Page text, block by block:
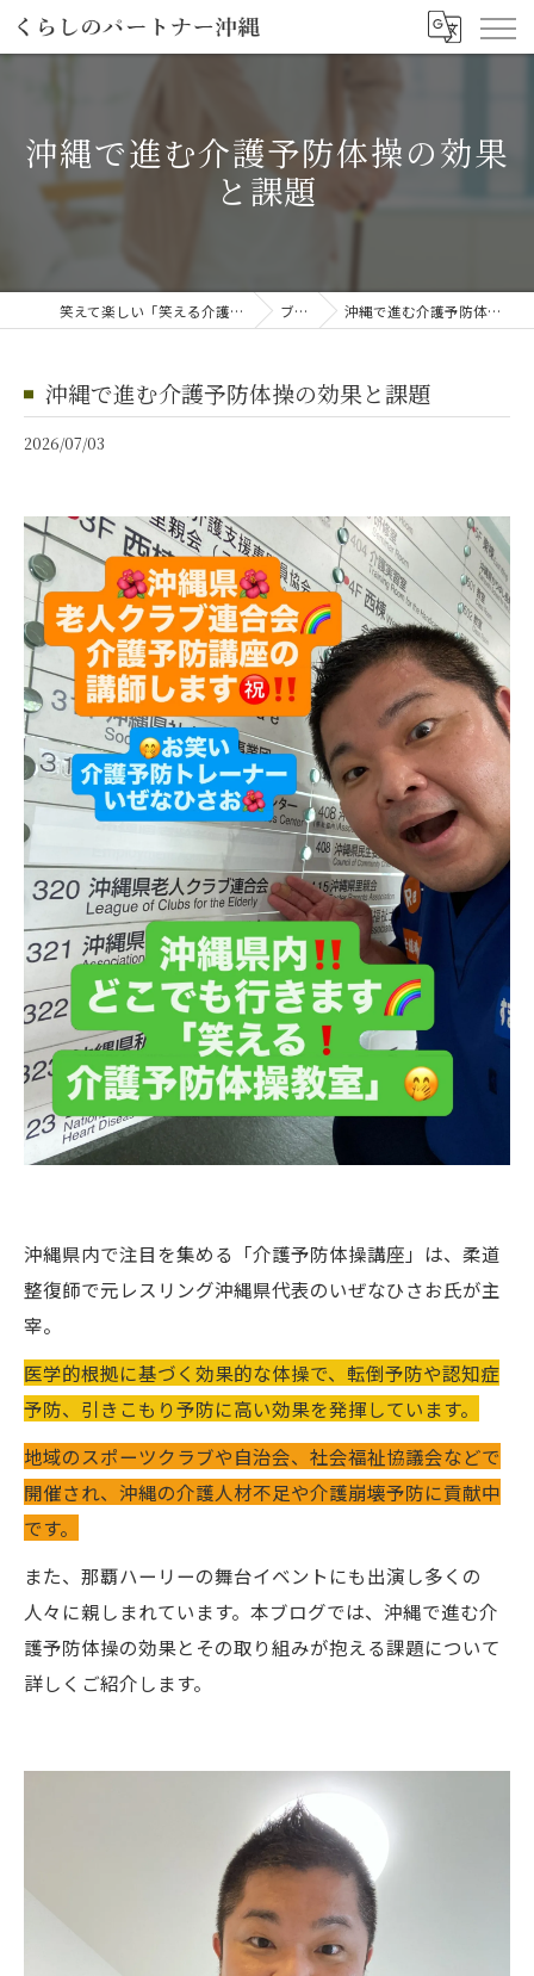
沖縄で進む介護予防体操の効果
と課題
笑えて楽しい「笑える介護予防体操教室」 ブログ 沖縄で進む介護予防体操の効果と課題
沖縄で進む介護予防体操の効果と課題
2026/07/03
沖縄県内で注目を集める「介護予防体操講座」は、柔道
整復師で元レスリング沖縄県代表のいぜなひさお氏が主
宰。
医学的根拠に基づく効果的な体操で、転倒予防や認知症
予防、引きこもり予防に高い効果を発揮しています。
地域のスポーツクラブや自治会、社会福祉協議会などで
開催され、沖縄の介護人材不足や介護崩壊予防に貢献中
です。
また、那覇ハーリーの舞台イベントにも出演し多くの
人々に親しまれています。本ブログでは、沖縄で進む介
護予防体操の効果とその取り組みが抱える課題について
詳しくご紹介します。